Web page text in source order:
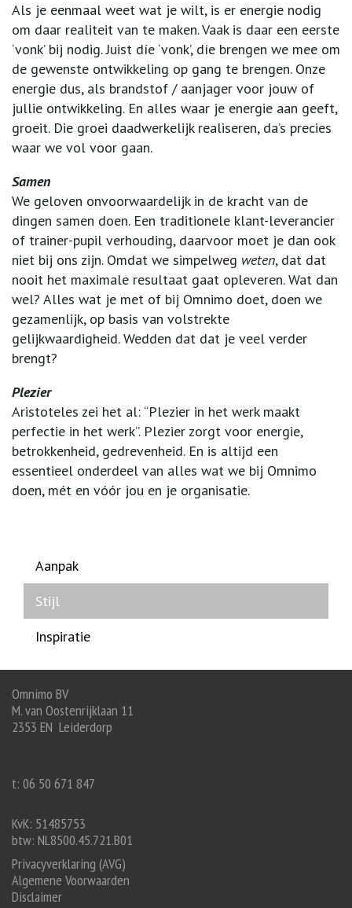
Aanpak
Stijl
Inspiratie
Als je eenmaal weet wat je wilt, is er energie nodig
om daar realiteit van te maken. Vaak is daar een eerste
‘vonk’ bij nodig. Juist díe ‘vonk’, díe brengen we mee om
de gewenste ontwikkeling op gang te brengen. Onze
energie dus, als brandstof / aanjager voor jouw of
jullie ontwikkeling. En alles waar je energie aan geeft,
groeit. Die groei daadwerkelijk realiseren, da’s precies
waar we vol voor gaan.
Samen
We geloven onvoorwaardelijk in de kracht van de
dingen samen doen. Een traditionele klant-leverancier
of trainer-pupil verhouding, daarvoor moet je dan ook
niet bij ons zijn. Omdat we simpelweg weten, dat dat
nooit het maximale resultaat gaat opleveren. Wat dan
wel? Alles wat je met of bij Omnimo doet, doen we
gezamenlijk, op basis van volstrekte
gelijkwaardigheid. Wedden dat dat je veel verder
brengt?
Plezier
Aristoteles zei het al: “Plezier in het werk maakt
perfectie in het werk”. Plezier zorgt voor energie,
betrokkenheid, gedrevenheid. En is altijd een
essentieel onderdeel van alles wat we bij Omnimo
doen, mét en vóór jou en je organisatie.
Omnimo BV
M. van Oostenrijklaan 11
2353 EN Leiderdorp
t: 06 50 671 847
KvK: 51485753
btw: NL8500.45.721.B01
Privacyverklaring (AVG)
Algemene Voorwaarden
Disclaimer